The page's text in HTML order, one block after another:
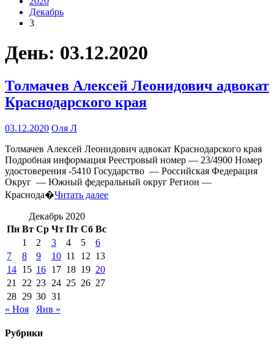
Декабрь
3
День: 03.12.2020
Толмачев Алексей Леонидович адвокат
Краснодарского края
03.12.2020 Оля Л
Толмачев Алексей Леонидович адвокат Краснодарского края
Подробная информация Реестровый номер — 23/4900 Номер
удостоверения -5410 Государство — Российская Федерация
Округ — Южный федеральный округ Регион —
Краснода�Читать далее
Декабрь 2020
Пн Вт Ср Чт Пт Сб Вс
1
2 3 4 5
6
7
8 9 10 11 12 13
14 15 16 17 18 19 20
21
22 23 24 25 26 27
28 29 30 31
« Ноя
Янв »
Рубрики